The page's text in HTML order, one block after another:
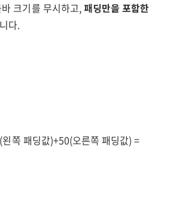
크기를 무시하고, 패딩만을 포함한
다.
쪽 패딩값)+50(오른쪽 패딩값) =